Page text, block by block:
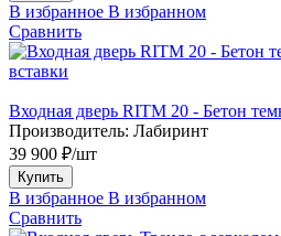
В избранное В избранном
Сравнить
Входная дверь RITM 20 - Бетон
Производитель: Лабиринт
39 900 ₽/шт
Купить
В избранное В избранном
Сравнить